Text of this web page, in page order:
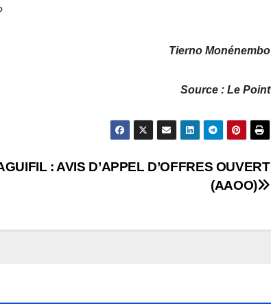
Tierno Monénembo
Source : Le Point
: AVIS D’APPEL D’OFFRES OUVERT
(AAOO)